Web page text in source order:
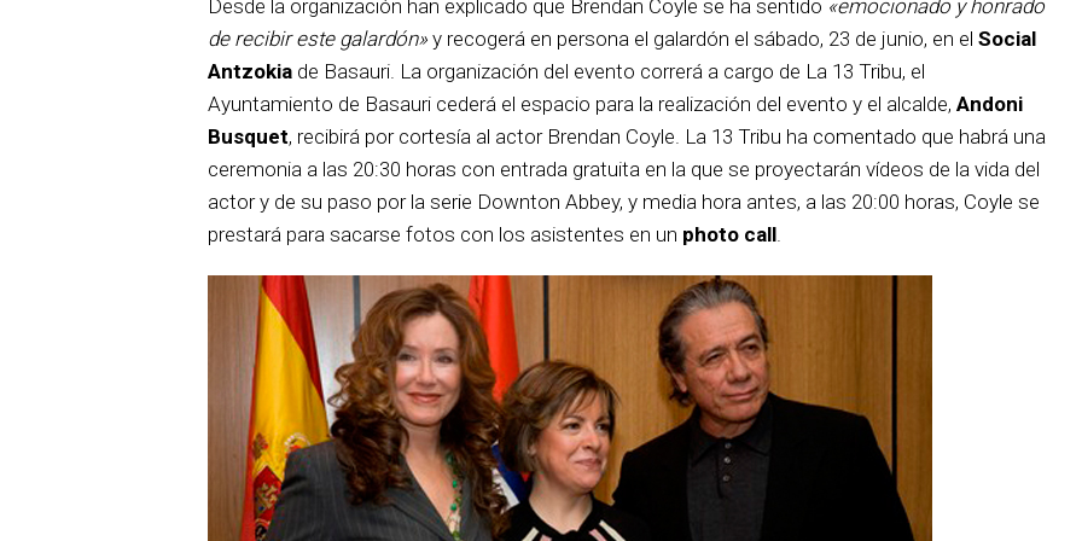
Desde la organización han explicado que Brendan Coyle se ha sentido «emocionado y honrado
de recibir este galardón» y recogerá en persona el galardón el sábado, 23 de junio, en el Social
Antzokia de Basauri. La organización del evento correrá a cargo de La 13 Tribu, el
Ayuntamiento de Basauri cederá el espacio para la realización del evento y el alcalde, Andoni
Busquet, recibirá por cortesía al actor Brendan Coyle. La 13 Tribu ha comentado que habrá una
ceremonia a las 20:30 horas con entrada gratuita en la que se proyectarán vídeos de la vida del
actor y de su paso por la serie Downton Abbey, y media hora antes, a las 20:00 horas, Coyle se
prestará para sacarse fotos con los asistentes en un photo call